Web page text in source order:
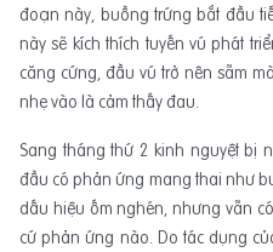
đoạn này, buồng trứng bắt đầu
này sẽ kích thích tuyến vú phát
căng cứng, đầu vú trở nên sẫm
nhẹ vào là cảm thấy đau.
Sang tháng thứ 2 kinh nguyệt bị
đầu có phản ứng mang thai như
dấu hiệu ốm nghén, nhưng vẫn
cứ phản ứng nào. Do tác dụng